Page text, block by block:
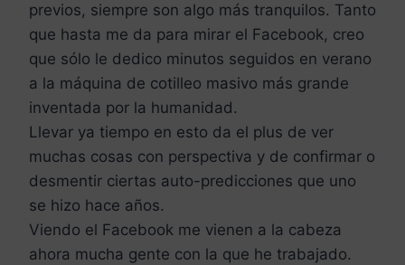
previos, siempre son algo más tranquilos. Tanto
que hasta me da para mirar el Facebook, creo
que sólo le dedico minutos seguidos en verano
a la máquina de cotilleo masivo más grande
inventada por la humanidad.
Llevar ya tiempo en esto da el plus de ver
muchas cosas con perspectiva y de confirmar o
desmentir ciertas auto-predicciones que uno
se hizo hace años.
Viendo el Facebook me vienen a la cabeza
ahora mucha gente con la que he trabajado.